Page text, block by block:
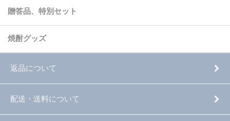
贈答品、特別セット
焼酎グッズ
返品について
配送・送料について